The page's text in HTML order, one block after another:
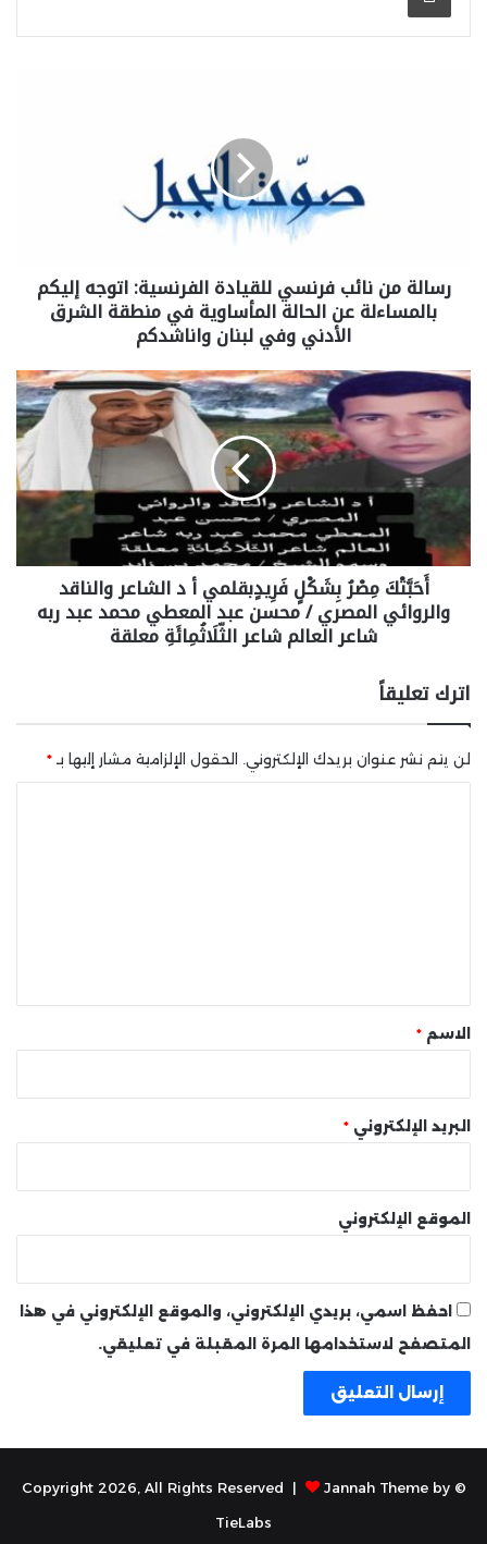
رسالة من نائب فرنسي للقيادة الفرنسية: اتوجه إليكم
بالمساءلة عن الحالة المأساوية في منطقة الشرق
الأدني وفي لبنان واناشدكم
أَحَبَّتْكَ مِصْرُ بِشَكْلٍ فَرِيدٍبقلمي أ د الشاعر والناقد
والروائي المصري / محسن عبد المعطي محمد عبد ربه
شاعر العالم شاعر الثّلَاثُمِائَةِ معلقة
اترك تعليقاً
لن يتم نشر عنوان بريدك الإلكتروني. الحقول الإلزامية مشار إليها بـ *
* الاسم *
البريد الإلكتروني *
الموقع الإلكتروني
احفظ اسمي، بريدي الإلكتروني، والموقع الإلكتروني في هذا
المتصفح لاستخدامها المرة المقبلة في تعليقي.
© Copyright 2026, All Rights Reserved |
Jannah Theme by
TieLabs